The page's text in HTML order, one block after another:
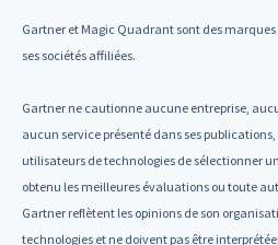
Gartner et Magic Quadrant sont des
ses sociétés affiliées.
Gartner ne cautionne aucune entreprise,
aucun service présenté dans ses
utilisateurs de technologies de sélectionner
obtenu les meilleures évaluations ou toute
Gartner reflètent les opinions de son
technologies et ne doivent pas être